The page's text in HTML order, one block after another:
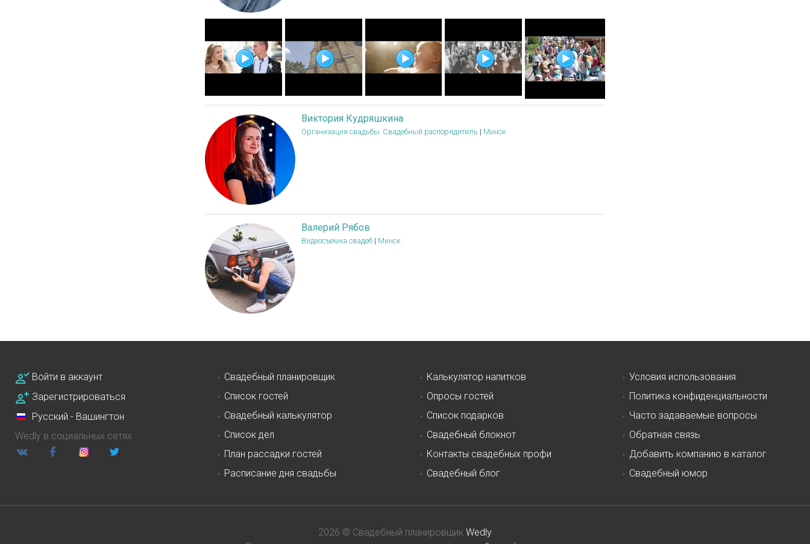
Виктория Кудряшкина
Организация свадьбы Свадебный распорядитель | Минск
Валерий Рябов
Видеосъемка свадеб | Минск
Войти в аккаунт
Зарегистрироваться
Русский - Вашингтон
Wedly в социальных сетях
Свадебный планировщик
Список гостей
Свадебный калькулятор
Список дел
План рассадки гостей
Расписание дня свадьбы
Калькулятор напитков
Опросы гостей
Список подарков
Свадебный блокнот
Контакты свадебных профи
Свадебный блог
Условия использования
Политика конфиденциальности
Часто задаваемые вопросы
Обратная связь
Добавить компанию в каталог
Свадебный юмор
2026 © Свадебный планировщик Wedly